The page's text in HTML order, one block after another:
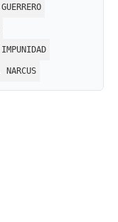
GUERRERO
IMPUNIDAD
NARCUS